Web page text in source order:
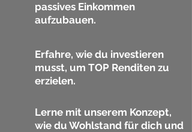
passives Einkommen
aufzubauen.
Erfahre, wie du investieren
musst, um TOP Renditen zu
erzielen.
Lerne mit unserem Konzept,
wie du Wohlstand für dich und